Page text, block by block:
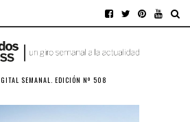
SEMANAL. EDICIÓN Nº 508